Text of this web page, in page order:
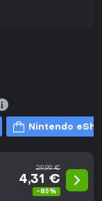
Nintendo
29,99 €
4,31 €
-85%